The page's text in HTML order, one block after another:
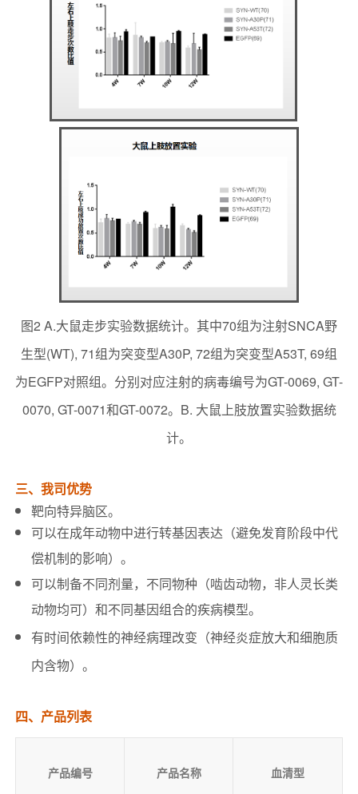
图2 A.大鼠走步实验数据统计。其中70组为注射SNCA野
生型(WT), 71组为突变型A30P, 72组为突变型A53T, 69组
为EGFP对照组。分别对应注射的病毒编号为GT-0069, GT-
0070, GT-0071和GT-0072。B. 大鼠上肢放置实验数据统
计。
三、我司优势
靶向特异脑区。
可以在成年动物中进行转基因表达（避免发育阶段中代
偿机制的影响）。
可以制备不同剂量，不同物种（啮齿动物，非人灵长类
动物均可）和不同基因组合的疾病模型。
有时间依赖性的神经病理改变（神经炎症放大和细胞质
内含物）。
四、产品列表
产品编号 产品名称 血清型